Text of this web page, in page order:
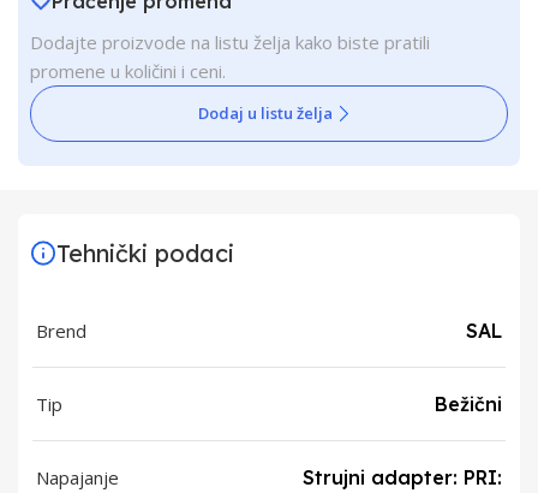
Dodajte proizvode na listu želja kako biste pratili
promene u količini i ceni.
Dodaj u listu želja
Tehnički podaci
Brend SAL
Tip Bežični
Napajanje
Strujni adapter: PRI: